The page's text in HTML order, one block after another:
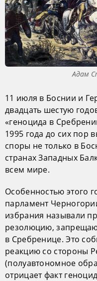
Адам
11 июля в Боснии и
двадцать шестую
«геноцида в
1995 года до сих пор
споры не только в
странах Западных
всем мире.
Особенностью этого
парламент
избрания называли
резолюцию,
в Сребренице. Это
реакцию со стороны
(полуавтономное
отрицает факт